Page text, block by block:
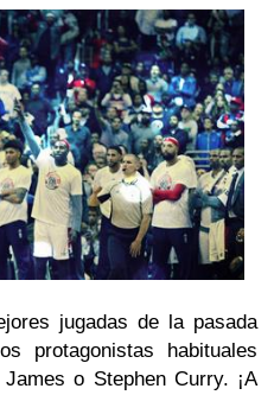
jugadas de la pasada
protagonistas habituales
o Stephen Curry. ¡A